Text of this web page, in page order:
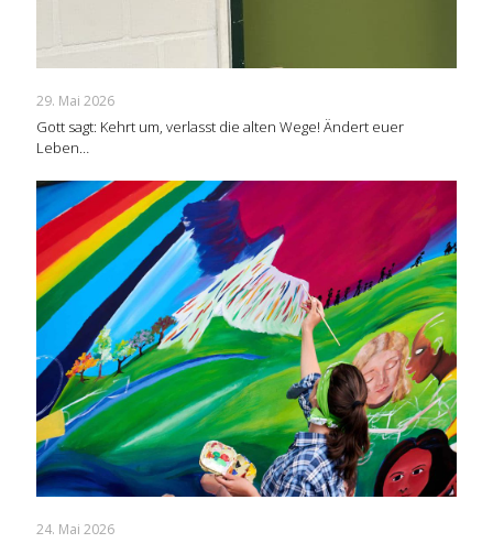
29. Mai 2026
Gott sagt: Kehrt um, verlasst die alten Wege! Ändert euer
Leben…
24. Mai 2026